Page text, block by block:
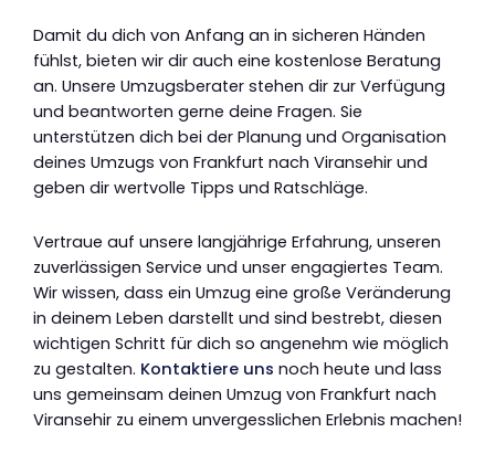
Damit du dich von Anfang an in sicheren Händen
fühlst, bieten wir dir auch eine kostenlose Beratung
an. Unsere Umzugsberater stehen dir zur Verfügung
und beantworten gerne deine Fragen. Sie
unterstützen dich bei der Planung und Organisation
deines Umzugs von Frankfurt nach Viransehir und
geben dir wertvolle Tipps und Ratschläge.
Vertraue auf unsere langjährige Erfahrung, unseren
zuverlässigen Service und unser engagiertes Team.
Wir wissen, dass ein Umzug eine große Veränderung
in deinem Leben darstellt und sind bestrebt, diesen
wichtigen Schritt für dich so angenehm wie möglich
zu gestalten. Kontaktiere uns noch heute und lass
uns gemeinsam deinen Umzug von Frankfurt nach
Viransehir zu einem unvergesslichen Erlebnis machen!